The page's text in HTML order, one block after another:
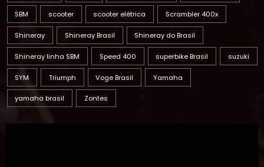
Shineray Shineray Brasil Shineray do Brasil
Shineray linha SBM Speed 400 superbike Brasil
SYM Triumph Voge Brasil Yamaha
yamaha brasil Zontes